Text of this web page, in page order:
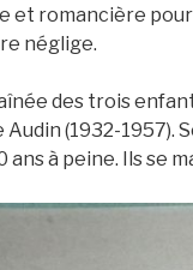
et romancière
néglige.
des trois
Audin (1932-1957).
ans à peine. Ils se